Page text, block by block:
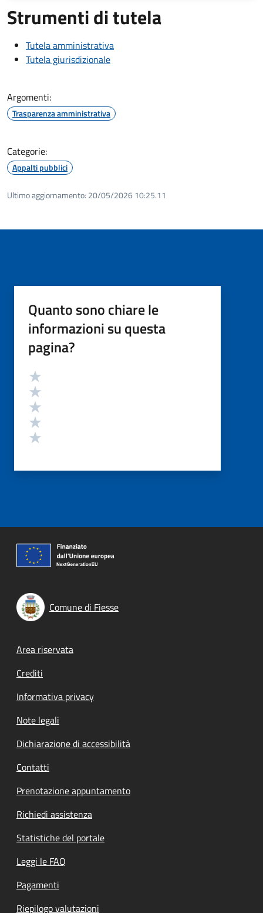
Strumenti di tutela
Tutela amministrativa
Tutela giurisdizionale
Argomenti:
Trasparenza amministrativa
Categorie:
Appalti pubblici
Ultimo aggiornamento: 20/05/2026 10:25.11
Quanto sono chiare le
informazioni su questa
pagina?
Valutazione
Comune di Fiesse
Footer menu
Area riservata
Crediti
Informativa privacy
Note legali
Dichiarazione di accessibilità
Contatti
Prenotazione appuntamento
Richiedi assistenza
Statistiche del portale
Leggi le FAQ
Pagamenti
Riepilogo valutazioni